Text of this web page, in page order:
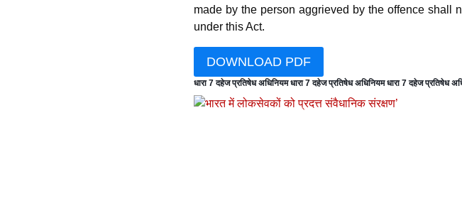
made by the person aggrieved by the offence shall
under this Act.
DOWNLOAD PDF
धारा 7 दहेज प्रतिषेध अधिनियम धारा 7 दहेज प्रतिषेध अधिनियम धारा 7 दहेज प्रतिषेध